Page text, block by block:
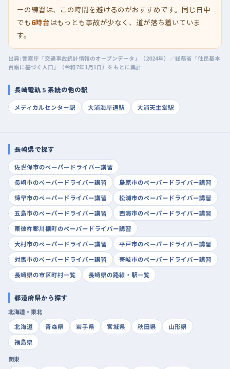
ーの練習は、この時間を避けるのがおすすめです。同じ日中
でも 6時台はもっとも事故が少なく、道が落ち着いていま
す。
出典: 警察庁「交通事故統計情報のオープンデータ」（2024年）／総務省「住民基本
台帳に基づく人口」（令和7年1月1日）をもとに集計
長崎電軌５系統の他の駅
メディカルセンター駅 大浦海岸通駅 大浦天主堂駅
長崎県で探す
佐世保市のペーパードライバー講習
長崎市のペーパードライバー講習
島原市のペーパードライバー講習
諫早市のペーパードライバー講習
松浦市のペーパードライバー講習
五島市のペーパードライバー講習
西海市のペーパードライバー講習
東彼杵郡川棚町のペーパードライバー講習
大村市のペーパードライバー講習
平戸市のペーパードライバー講習
対馬市のペーパードライバー講習
壱岐市のペーパードライバー講習
長崎県の市区町村一覧
長崎県の路線・駅一覧
都道府県から探す
北海道・東北
北海道
青森県 岩手県 宮城県 秋田県
山形県
福島県
関東